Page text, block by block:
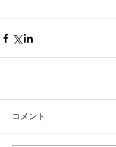
コメント